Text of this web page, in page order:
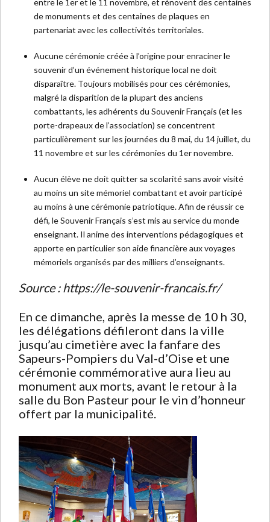
entre le 1er et le 11 novembre, et rénovent des centaines
de monuments et des centaines de plaques en
partenariat avec les collectivités territoriales.
Aucune cérémonie créée à l’origine pour enraciner le
souvenir d’un événement historique local ne doit
disparaître. Toujours mobilisés pour ces cérémonies,
malgré la disparition de la plupart des anciens
combattants, les adhérents du Souvenir Français (et les
porte-drapeaux de l’association) se concentrent
particulièrement sur les journées du 8 mai, du 14 juillet, du
11 novembre et sur les cérémonies du 1er novembre.
Aucun élève ne doit quitter sa scolarité sans avoir visité
au moins un site mémoriel combattant et avoir participé
au moins à une cérémonie patriotique. Afin de réussir ce
défi, le Souvenir Français s’est mis au service du monde
enseignant. Il anime des interventions pédagogiques et
apporte en particulier son aide financière aux voyages
mémoriels organisés par des milliers d’enseignants.
Source : https://le-souvenir-francais.fr/
En ce dimanche, après la messe de 10 h 30,
les délégations défileront dans la ville
jusqu’au cimetière avec la fanfare des
Sapeurs-Pompiers du Val-d’Oise et une
cérémonie commémorative aura lieu au
monument aux morts, avant le retour à la
salle du Bon Pasteur pour le vin d’honneur
offert par la municipalité.